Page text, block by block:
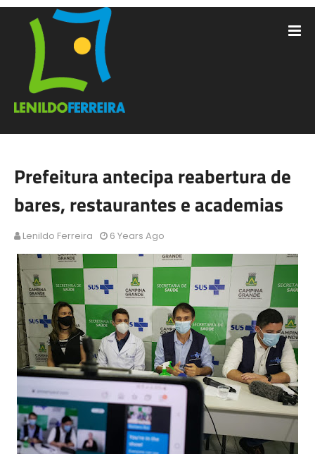
Prefeitura antecipa reabertura de
bares, restaurantes e academias
Lenildo Ferreira 6 Years Ago